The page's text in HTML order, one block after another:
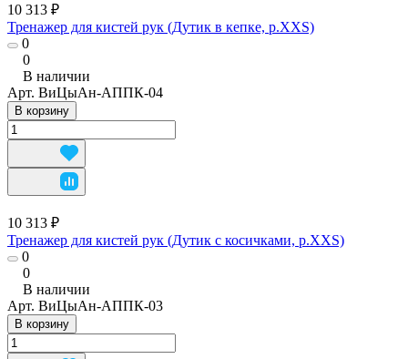
10 313 ₽
Тренажер для кистей рук (Дутик в кепке, р.XXS)
0
0
В наличии
Арт. ВиЦыАн-АППК-04
В корзину
10 313 ₽
Тренажер для кистей рук (Дутик с косичками, р.XXS)
0
0
В наличии
Арт. ВиЦыАн-АППК-03
В корзину